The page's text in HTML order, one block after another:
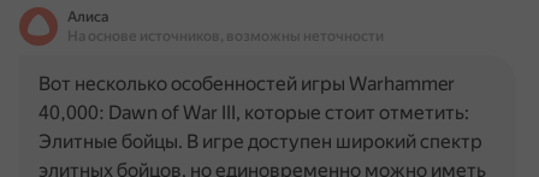
Алиса
На основе источников, возможны неточности
Вот несколько особенностей игры Warhammer
40,000: Dawn of War III, которые стоит отметить:
Элитные бойцы. В игре доступен широкий спектр
элитных бойцов, но единовременно можно иметь